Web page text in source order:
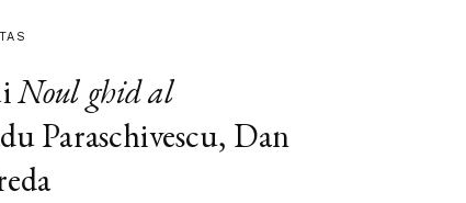
Noul ghid al
Paraschivescu, Dan